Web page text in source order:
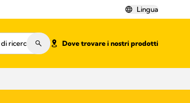
Lingua
Dove trovare i nostri prodotti